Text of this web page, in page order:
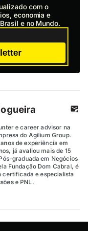
com o
economia e
e no Mundo.
e career advisor na
do Agilium Group.
de experiência em
já avaliou mais de 15
graduada em Negócios
Fundação Dom Cabral, é
certificada e especialista
e PNL.